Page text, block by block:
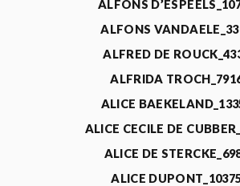
ALFONS
ALFONS
ALFRED DE
ALFRIDA
ALICE
ALICE CECILE DE
ALICE DE
ALICE